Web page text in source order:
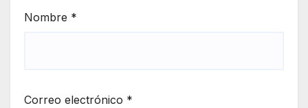
Nombre *
Correo electrónico *